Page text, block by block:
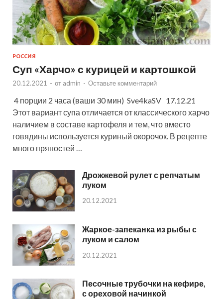
РОССИЯ
Суп «Харчо» с курицей и картошкой
20.12.2021 - от admin - Оставьте комментарий
4 порции 2 часа (ваши 30 мин) Sve4kaSV 17.12.21
Этот вариант супа отличается от классического харчо
наличием в составе картофеля и тем, что вместо
говядины используется куриный окорочок. В рецепте
много пряностей …
Дрожжевой рулет с репчатым
луком
20.12.2021
Жаркое-запеканка из рыбы с
луком и салом
20.12.2021
Песочные трубочки на кефире,
с ореховой начинкой